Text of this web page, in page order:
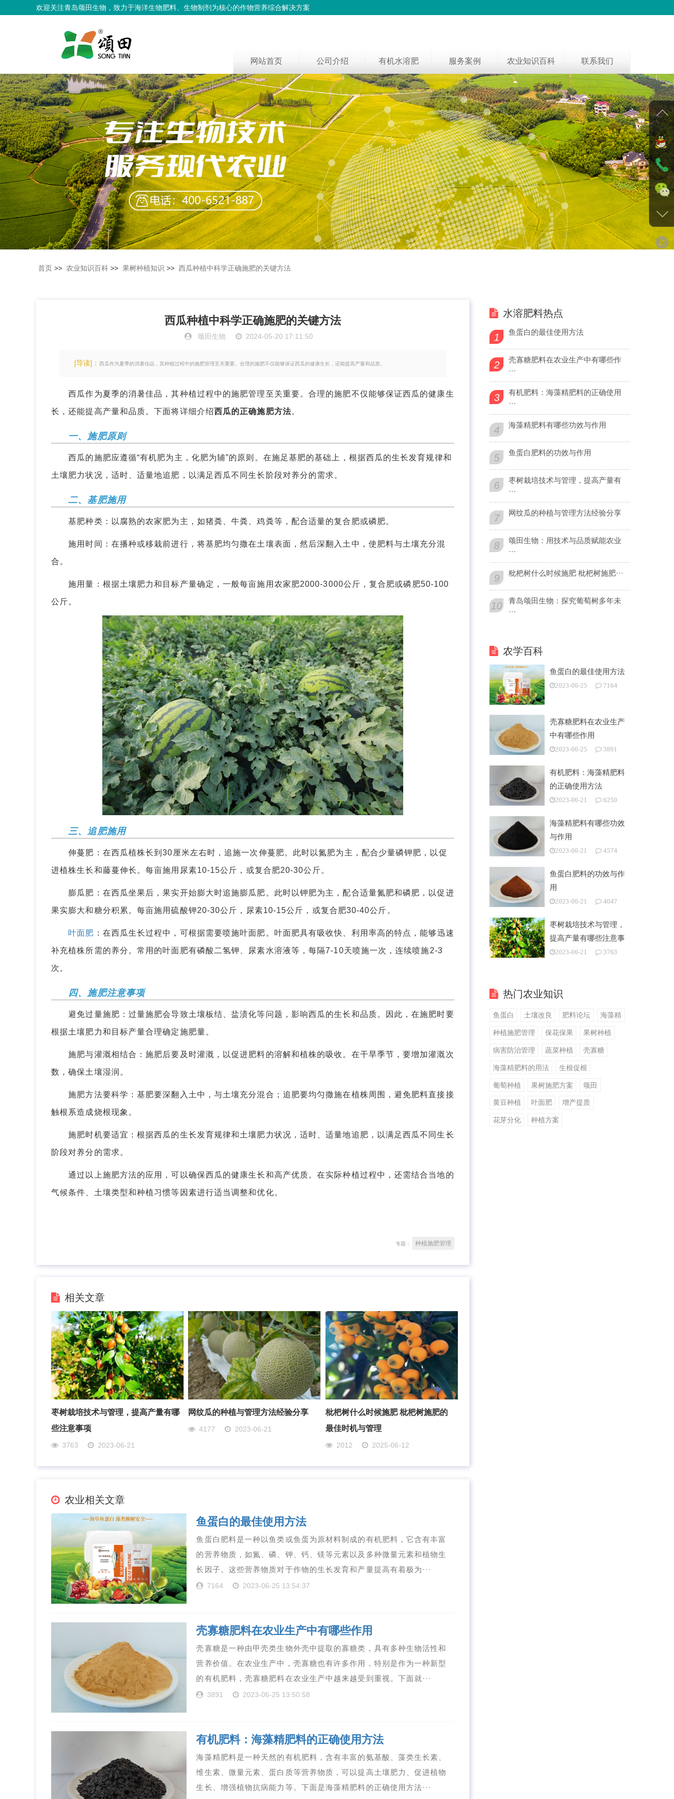
欢迎关注青岛颂田生物，致力于海洋生物肥料、生物制剂为核心的作物营养综合解决方案
网站首页 公司介绍 有机水溶肥 服务案例 农业知识百科 联系我们
首页 >> 农业知识百科 >> 果树种植知识 >> 西瓜种植中科学正确施肥的关键方法
西瓜种植中科学正确施肥的关键方法
颂田生物 2024-05-20 17:11:50
[导读]： 西瓜作为夏季的消暑佳品，其种植过程中的施肥管理至关重要。合理的施肥不仅能够保证西瓜的健康生长，还能提高产量和品质。
西瓜作为夏季的消暑佳品，其种植过程中的施肥管理至关重要。合理的施肥不仅能够保证西瓜的健康生
长，还能提高产量和品质。下面将详细介绍西瓜的正确施肥方法。
一、施肥原则
西瓜的施肥应遵循“有机肥为主，化肥为辅”的原则。在施足基肥的基础上，根据西瓜的生长发育规律和
土壤肥力状况，适时、适量地追肥，以满足西瓜不同生长阶段对养分的需求。
二、基肥施用
基肥种类：以腐熟的农家肥为主，如猪粪、牛粪、鸡粪等，配合适量的复合肥或磷肥。
施用时间：在播种或移栽前进行，将基肥均匀撒在土壤表面，然后深翻入土中，使肥料与土壤充分混
合。
施用量：根据土壤肥力和目标产量确定，一般每亩施用农家肥2000-3000公斤，复合肥或磷肥50-100
公斤。
三、追肥施用
伸蔓肥：在西瓜植株长到30厘米左右时，追施一次伸蔓肥。此时以氮肥为主，配合少量磷钾肥，以促
进植株生长和藤蔓伸长。每亩施用尿素10-15公斤，或复合肥20-30公斤。
膨瓜肥：在西瓜坐果后，果实开始膨大时追施膨瓜肥。此时以钾肥为主，配合适量氮肥和磷肥，以促进
果实膨大和糖分积累。每亩施用硫酸钾20-30公斤，尿素10-15公斤，或复合肥30-40公斤。
叶面肥 ：在西瓜生长过程中，可根据需要喷施叶面肥。叶面肥具有吸收快、利用率高的特点，能够迅速
补充植株所需的养分。常用的叶面肥有磷酸二氢钾、尿素水溶液等，每隔7-10天喷施一次，连续喷施2-3
次。
四、施肥注意事项
避免过量施肥：过量施肥会导致土壤板结、盐渍化等问题，影响西瓜的生长和品质。因此，在施肥时要
根据土壤肥力和目标产量合理确定施肥量。
施肥与灌溉相结合：施肥后要及时灌溉，以促进肥料的溶解和植株的吸收。在干旱季节，要增加灌溉次
数，确保土壤湿润。
施肥方法要科学：基肥要深翻入土中，与土壤充分混合；追肥要均匀撒施在植株周围，避免肥料直接接
触根系造成烧根现象。
施肥时机要适宜：根据西瓜的生长发育规律和土壤肥力状况，适时、适量地追肥，以满足西瓜不同生长
阶段对养分的需求。
通过以上施肥方法的应用，可以确保西瓜的健康生长和高产优质。在实际种植过程中，还需结合当地的
气候条件、土壤类型和种植习惯等因素进行适当调整和优化。
专题： 种植施肥管理
相关文章
枣树栽培技术与管理，提高产量有哪
些注意事项
3763 2023-06-21
网纹瓜的种植与管理方法经验分享
4177 2023-06-21
枇杷树什么时候施肥 枇杷树施肥的
最佳时机与管理
2012 2025-06-12
农业相关文章
鱼蛋白的最佳使用方法
鱼蛋白肥料是一种以鱼类或鱼蛋为原材料制成的有机肥料，它含有丰富
的营养物质，如氮、磷、钾、钙、镁等元素以及多种微量元素和植物生
长因子。这些营养物质对于作物的生长发育和产量提高有着极为···
7164 2023-06-25 13:54:37
壳寡糖肥料在农业生产中有哪些作用
壳寡糖是一种由甲壳类生物外壳中提取的寡糖类，具有多种生物活性和
营养价值。在农业生产中，壳寡糖也有许多作用，特别是作为一种新型
的有机肥料，壳寡糖肥料在农业生产中越来越受到重视。下面就···
3891 2023-06-25 13:50:58
有机肥料：海藻精肥料的正确使用方法
海藻精肥料是一种天然的有机肥料，含有丰富的氨基酸、藻类生长素、
维生素、微量元素、蛋白质等营养物质，可以提高土壤肥力、促进植物
生长、增强植物抗病能力等。下面是海藻精肥料的正确使用方法···
水溶肥料热点
1 鱼蛋白的最佳使用方法
2
壳寡糖肥料在农业生产中有哪些作
···
3
有机肥料：海藻精肥料的正确使用
···
4 海藻精肥料有哪些功效与作用
5 鱼蛋白肥料的功效与作用
6
枣树栽培技术与管理，提高产量有
···
7 网纹瓜的种植与管理方法经验分享
8
颂田生物：用技术与品质赋能农业
···
9 枇杷树什么时候施肥 枇杷树施肥···
10
青岛颂田生物：探究葡萄树多年未
···
农学百科
鱼蛋白的最佳使用方法
2023-06-25 7164
壳寡糖肥料在农业生产
中有哪些作用
2023-06-25 3891
有机肥料：海藻精肥料
的正确使用方法
2023-06-21 6250
海藻精肥料有哪些功效
与作用
2023-06-21 4574
鱼蛋白肥料的功效与作
用
2023-06-21 4047
枣树栽培技术与管理，
提高产量有哪些注意事
项2023-06-21 3763
热门农业知识
鱼蛋白 土壤改良 肥料论坛 海藻精
种植施肥管理 保花保果 果树种植
病害防治管理 蔬菜种植 壳寡糖
海藻精肥料的用法 生根促根
葡萄种植 果树施肥方案 颂田
黄豆种植 叶面肥 增产提质
花芽分化 种植方案